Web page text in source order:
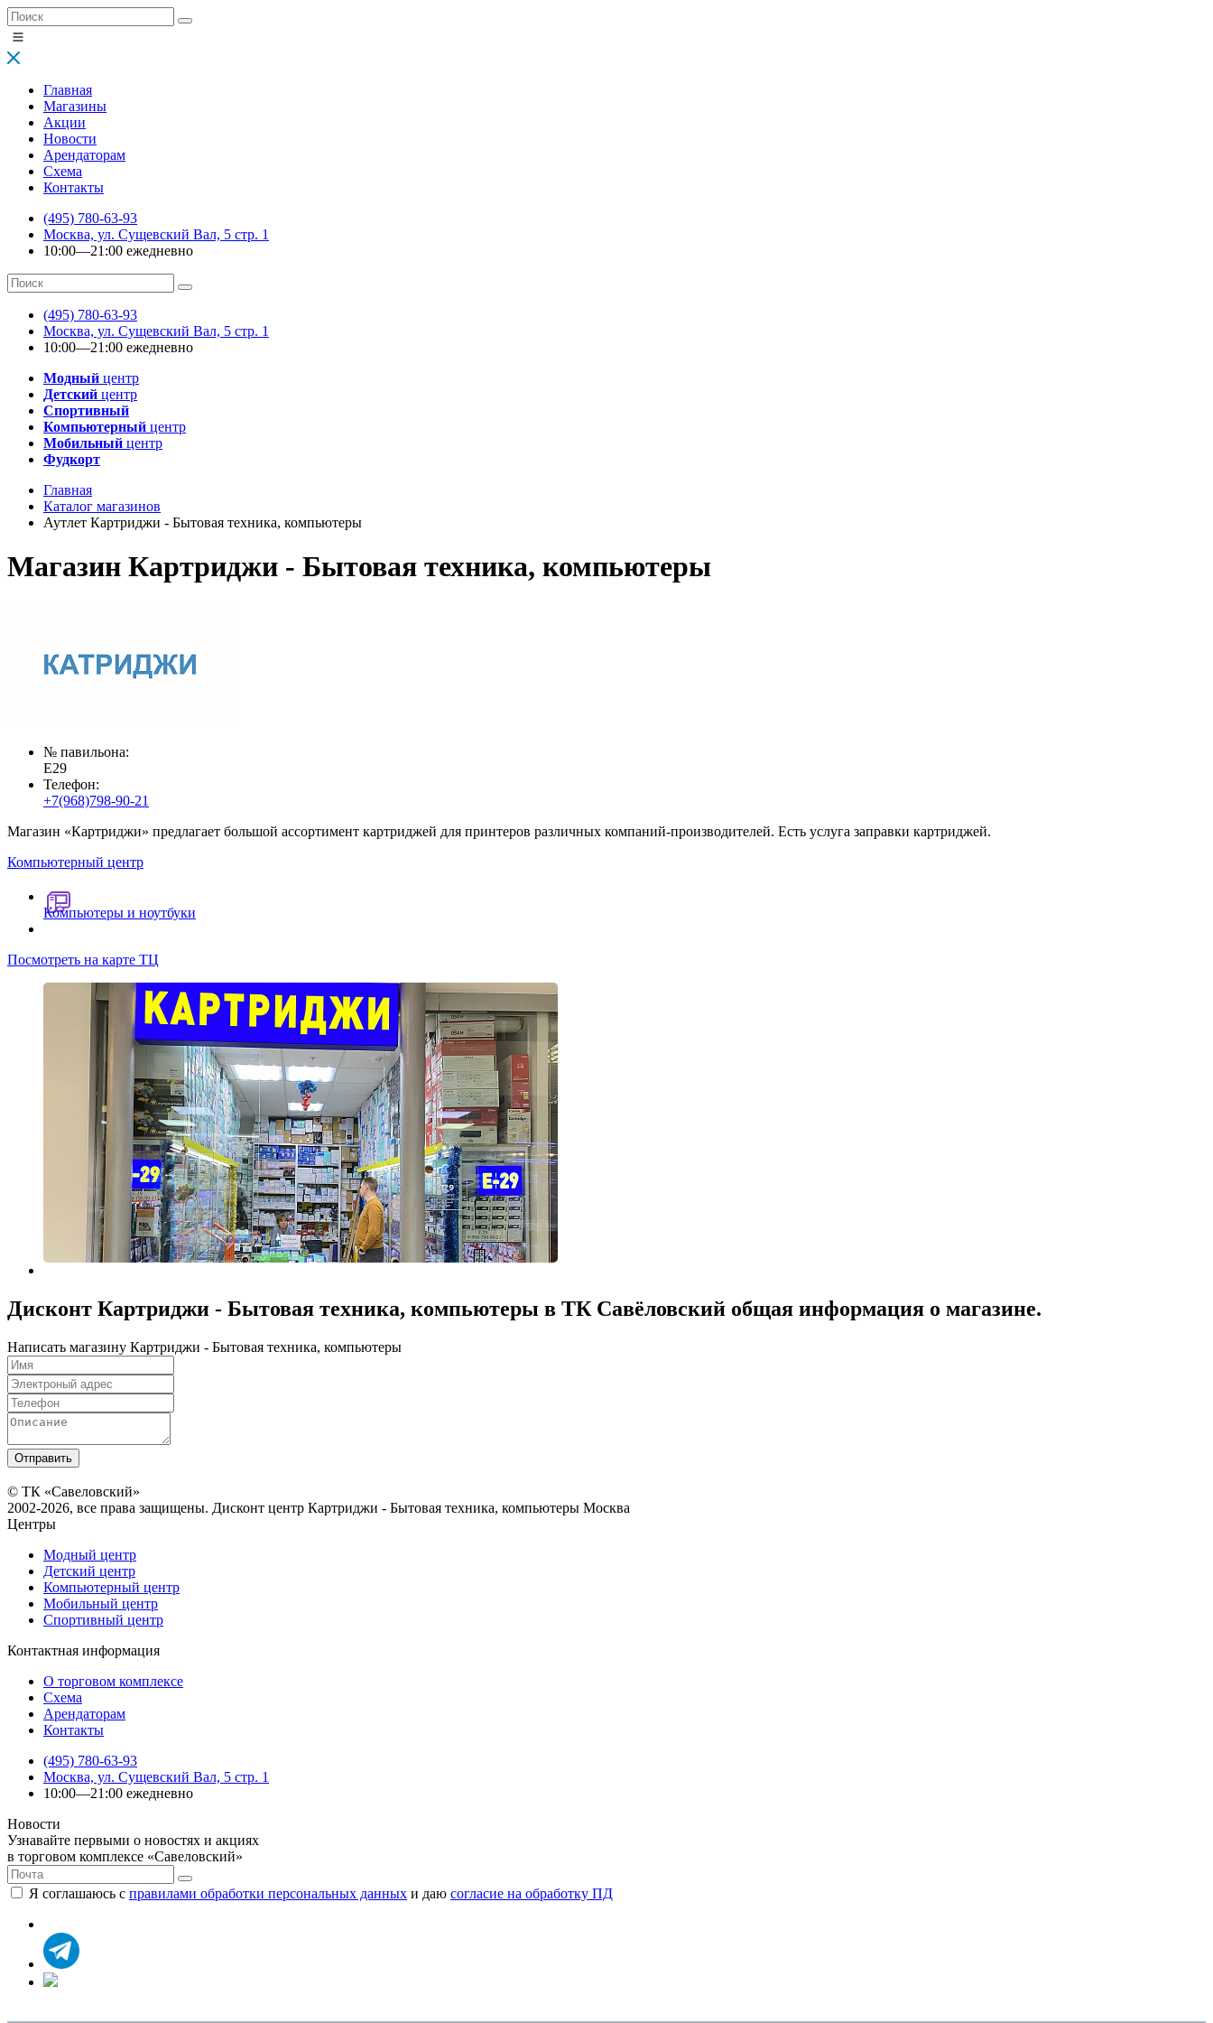
Главная
Магазины
Акции
Новости
Арендаторам
Схема
Контакты
(495) 780-63-93
Москва, ул. Сущевский Вал, 5 стр. 1
10:00—21:00 ежедневно
(495) 780-63-93
Москва, ул. Сущевский Вал, 5 стр. 1
10:00—21:00 ежедневно
Модный центр
Детский центр
Спортивный
Компьютерный центр
Мобильный центр
Фудкорт
Главная
Каталог магазинов
Аутлет Картриджи - Бытовая техника, компьютеры
Магазин Картриджи - Бытовая техника, компьютеры
№ павильона:
E29
Телефон:
+7(968)798-90-21
Магазин «Картриджи» предлагает большой ассортимент картриджей для принтеров различных компаний-производителей. Есть услуга заправки картриджей.
Компьютерный центр
Компьютеры и ноутбуки
Посмотреть на карте ТЦ
Дисконт Картриджи - Бытовая техника, компьютеры в ТК Савёловский общая информация о магазине.
Написать магазину Картриджи - Бытовая техника, компьютеры
© ТК «Савеловский»
2002-2026, все права защищены. Дисконт центр Картриджи - Бытовая техника, компьютеры Москва
Центры
Модный центр
Детский центр
Компьютерный центр
Мобильный центр
Спортивный центр
Контактная информация
О торговом комплексе
Схема
Арендаторам
Контакты
(495) 780-63-93
Москва, ул. Сущевский Вал, 5 стр. 1
10:00—21:00 ежедневно
Новости
Узнавайте первыми о новостях и акциях
в торговом комплексе «Савеловский»
Я соглашаюсь с правилами обработки персональных данных и даю согласие на обработку ПД